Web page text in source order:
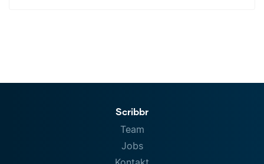
Scribbr
Team
Jobs